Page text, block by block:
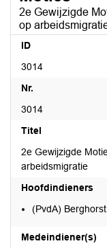
2e Gewijzigde
op
ID
3014
Nr.
3014
Titel
2e Gewijzigde
arbeidsmigratie
Hoofdindieners
(PvdA)
Medeindiener(s)